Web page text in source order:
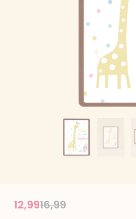
Price reduced from
16,99to
12,99